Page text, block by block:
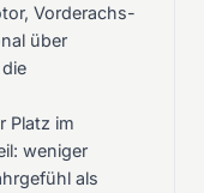
Vorderachs-
über
Platz im
weniger
als